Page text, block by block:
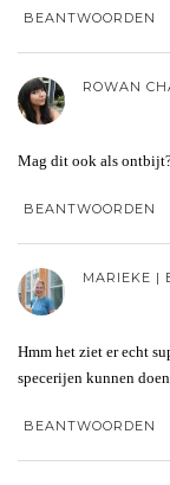
BEANTWOORDEN
ROWAN
Mag dit ook als
BEANTWOORDEN
MARIEKE |
Hmm het ziet er echt
specerijen kunnen
BEANTWOORDEN